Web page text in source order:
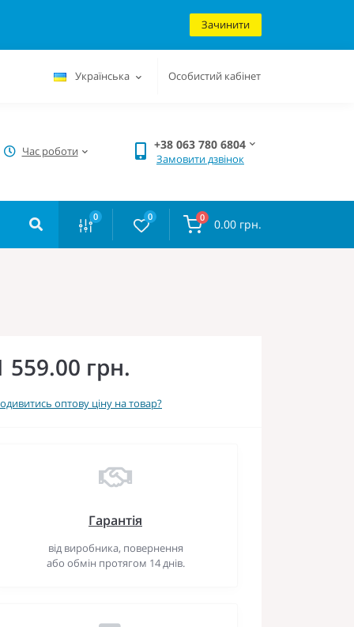
Зачинити
Українська Особистий кабінет
Час роботи +38 063 780 6804
Замовити дзвінок
0 0 0 0.00 грн.
559.00 грн.
оптову ціну на товар?
Гарантія
від виробника, повернення
або обмін протягом 14 днів.